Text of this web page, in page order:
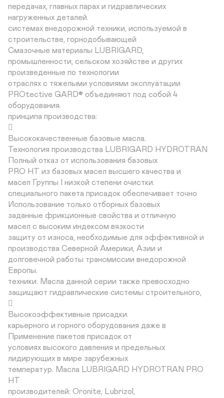
передачах, главных парах и гидравлических
нагруженных деталей.
системах внедорожной техники, используемой в
строительстве, горнодобывающей
Смазочные материалы LUBRIGARD,
промышленности, сельском хозяйстве и других
произведенные по технологии
отраслях с тяжелыми условиями эксплуатации
PROtective GARD® объединяют под собой 4
оборудования.
принципа производства:
Высококачественные базовые масла.
Технология производства LUBRIGARD HYDROTRAN
Полный отказ от использования базовых
PRO HT из базовых масел высшего качества и
масел Группы I низкой степени очистки.
специального пакета присадок обеспечивает точно
Использование только отборных базовых
заданные фрикционные свойства и отличную
масел с высоким индексом вязкости
защиту от износа, необходимые для эффективной и
производства Северной Америки, Азии и
долговечной работы трансмиссии внедорожной
Европы.
техники. Масла данной серии также превосходно
защищают гидравлические системы строительного,
Высокоэффективные присадки.
карьерного и горного оборудования даже в
Применение пакетов присадок от
условиях высокого давления и предельных
лидирующих в мире зарубежных
температур. Масла LUBRIGARD HYDROTRAN PRO
HT
производителей: Oronite, Lubrizol,